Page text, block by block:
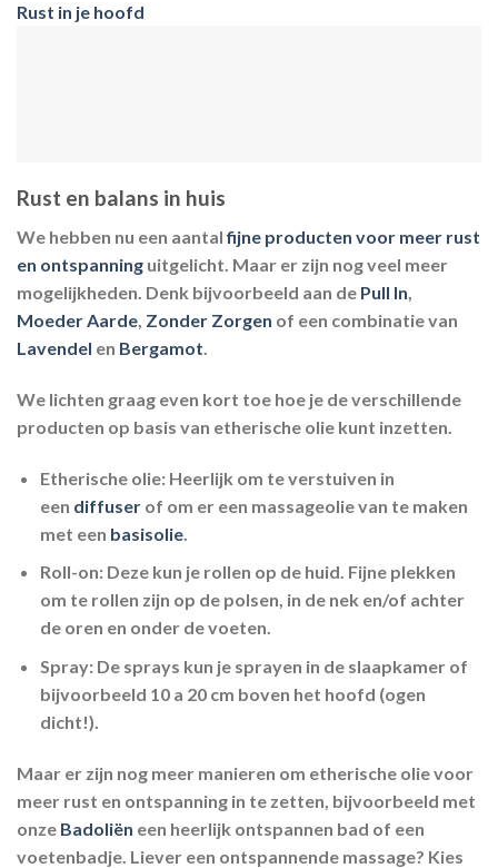
Rust in je hoofd
Rust en balans in huis
We hebben nu een aantalfijne producten voor meer rust
en ontspanning uitgelicht. Maar er zijn nog veel meer
mogelijkheden. Denk bijvoorbeeld aan de Pull In,
Moeder Aarde, Zonder Zorgen of een combinatie van
Lavendel en Bergamot.
We lichten graag even kort toe hoe je de verschillende
producten op basis van etherische olie kunt inzetten.
Etherische olie: Heerlijk om te verstuiven in
een diffuserof om er een massageolie van te maken
met een basisolie.
Roll-on: Deze kun je rollen op de huid. Fijne plekken
om te rollen zijn op de polsen, in de nek en/of achter
de oren en onder de voeten.
Spray: De sprays kun je sprayen in de slaapkamer of
bijvoorbeeld 10 a 20 cm boven het hoofd (ogen
dicht!).
Maar er zijn nog meer manieren om etherische olie voor
meer rust en ontspanning in te zetten, bijvoorbeeld met
onze Badoliën een heerlijk ontspannen bad of een
voetenbadje. Liever een ontspannende massage? Kies